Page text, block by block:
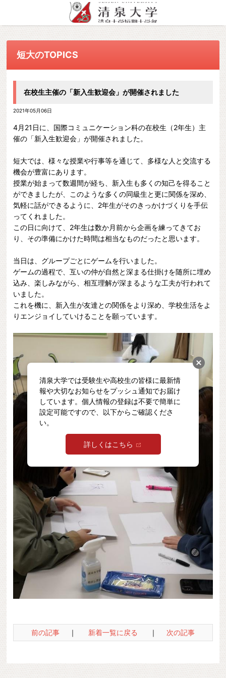
短大のTOPICS
在校生主催の「新入生歓迎会」が開催されました
2021年05月06日
4月 21 日に、国際コミュニケーション科の在校生（2年生）主
催の「新入生歓迎会」が開催されました。
短大では、様々な授業や行事等を通じて、多様な人と交流する
機会が豊富にあります。
授業が始まって数週間が経ち、新入生も多くの知己を得ること
ができましたが、このような多くの同級生と更に関係を深め、
気軽に話ができるように、 2年生がそのきっかけづくりを手伝
ってくれました。
この日に向けて、 2年生は数か月前から企画を練ってきてお
り、その準備にかけた時間は相当なものだったと思います。
当日は、グループごとにゲームを行いました。
ゲームの過程で、互いの仲が自然と深まる仕掛けを随所に埋め
込み、楽しみながら、相互理解が深まるような工夫が行われて
いました。
これを機に、新入生が友達との関係をより深め、学校生活をよ
りエンジョイしていけることを願っています。
前の記事 ｜ 新着一覧に戻る ｜ 次の記事
清泉女学院短期大学について
建学の精神
学習成果
清泉女学院短期大学情報公開
学則・事業及び財務の概要
幼児教育科
幼児教育科トップ
私が清泉に決めた理由
教員紹介
教育目標および基本方針（ポリ
シー）
国際コミュニケーション科
学生プレゼン・卒業生インタビ
ュー動画
教育目標および基本方針（ポリ
学習成果
資格・就職・留学
資格・就職・留学トップ
幼児教育科
資格
就職・キャリア支援
国際コミュニケーション科
資格
就職・キャリア支援
主な就職・進学先
入試情報
入試情報トップ
目的者別
受験生の方へ
卒業生の方へ
一般・企業の方へ
教職員の方へ
清泉大学では受験生や高校生の皆様に最新情
報や大切なお知らせをプッシュ通知でお届け
しています。個人情報の登録は不要で簡単に
設定可能ですので、以下からご確認くださ
い。
詳しくはこちら